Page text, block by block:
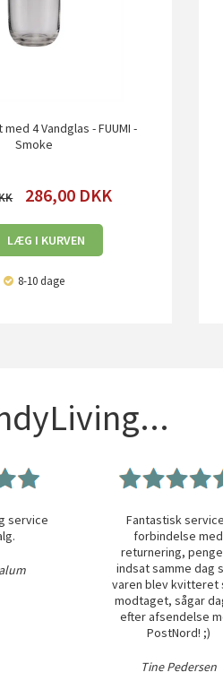
4 Vandglas - FUUMI -
Smoke
286,00 DKK
LÆG I KURVEN
8-10 dage
service
Fantastisk
forbindelse med
returnering,
indsat samme dag
varen blev kvitteret
modtaget, sågar
efter afsendelse
PostNord! ;)
Tine Pedersen